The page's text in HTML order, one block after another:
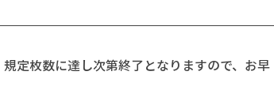
定枚数に達し次第終了となりますので、お早